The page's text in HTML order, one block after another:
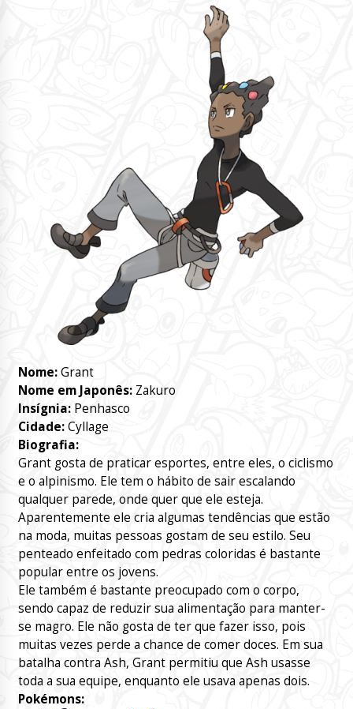
Nome:Grant
Nome em Japonês:Zakuro
Insígnia:Penhasco
Cidade:Cyllage
Biografia:
Grant gosta de praticar esportes, entre eles, o ciclismo
e o alpinismo. Ele tem o hábito de sair escalando
qualquer parede, onde quer que ele esteja.
Aparentemente ele cria algumas tendências que estão
na moda, muitas pessoas gostam de seu estilo. Seu
penteado enfeitado com pedras coloridas é bastante
popular entre os jovens.
Ele também é bastante preocupado com o corpo,
sendo capaz de reduzir sua alimentação para manter-
se magro. Ele não gosta de ter que fazer isso, pois
muitas vezes perde a chance de comer doces. Em sua
batalha contra Ash, Grant permitiu que Ash usasse
toda a sua equipe, enquanto ele usava apenas dois.
Pokémons: